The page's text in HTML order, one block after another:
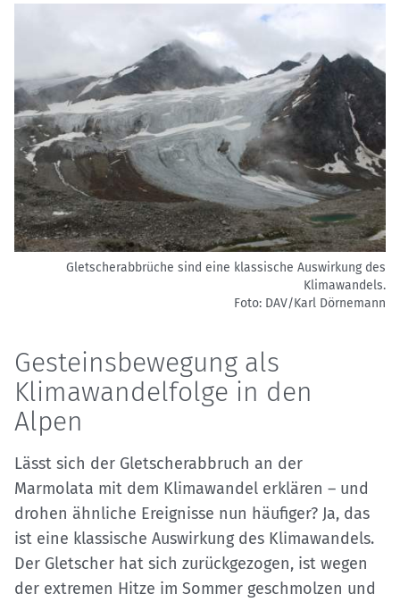
Gletscherabbrüche sind eine klassische Auswirkung des
Klimawandels.
Foto: DAV/Karl Dörnemann
Gesteinsbewegung als
Klimawandelfolge in den
Alpen
Lässt sich der Gletscherabbruch an der
Marmolata mit dem Klimawandel erklären – und
drohen ähnliche Ereignisse nun häufiger? Ja, das
ist eine klassische Auswirkung des Klimawandels.
Der Gletscher hat sich zurückgezogen, ist wegen
der extremen Hitze im Sommer geschmolzen und